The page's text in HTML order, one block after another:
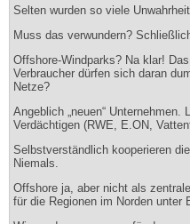
Selten wurden so viele
Muss das verwundern?
Offshore-Windparks? Na klar!
Verbraucher dürfen sich daran
Netze?
Angeblich „neuen“
Verdächtigen (RWE, E.ON,
Selbstverständlich kooperieren
Niemals.
Offshore ja, aber nicht als
für die Regionen im Norden unter